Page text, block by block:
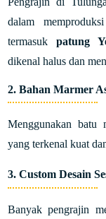
dalam
termasukpatung
dikenal halus dan
2.Bahan Marmer
Menggunakan batu
yang terkenal kuat
3.Custom Desain
Banyak pengrajin